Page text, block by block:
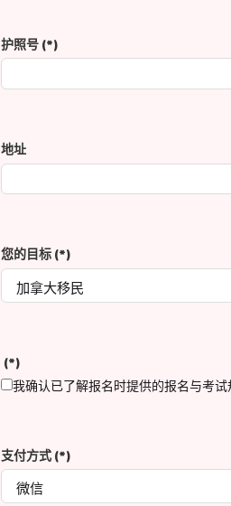
护照号 (*)
地址
您的目标 (*)
(*)
我确认已了解报名时提供的报名与考试
支付方式 (*)